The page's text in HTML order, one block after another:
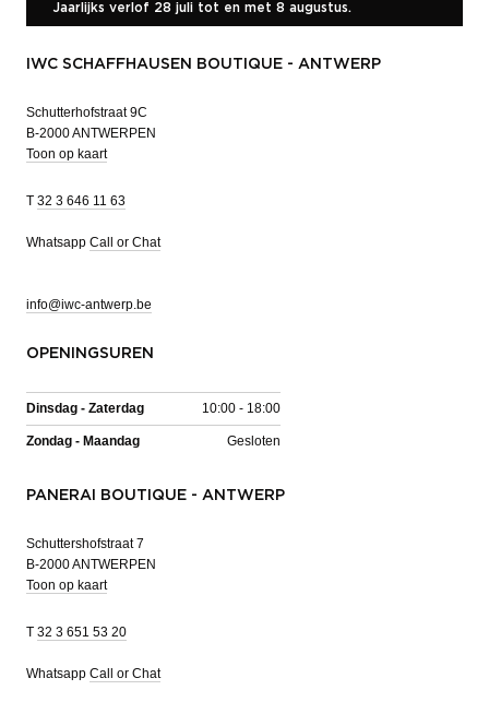
Jaarlijks verlof 28 juli tot en met 8 augustus.
IWC SCHAFFHAUSEN BOUTIQUE - ANTWERP
Schutterhofstraat 9C
B-2000 ANTWERPEN
Toon op kaart
T 32 3 646 11 63
Whatsapp Call or Chat
info@iwc-antwerp.be
OPENINGSUREN
Dinsdag - Zaterdag 10:00 - 18:00
Zondag - Maandag Gesloten
PANERAI BOUTIQUE - ANTWERP
Schuttershofstraat 7
B-2000 ANTWERPEN
Toon op kaart
T 32 3 651 53 20
Whatsapp Call or Chat